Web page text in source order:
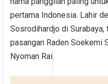
pertama Indonesia. Lahir
Sosrodihardjo di
pasangan Raden Soekemi
Nyoman Rai.